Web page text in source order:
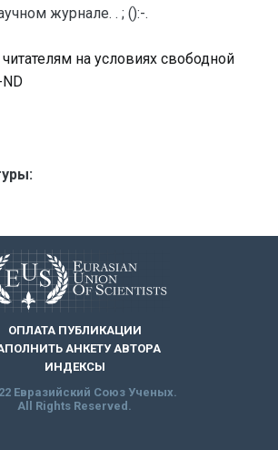
журнале. . ; ():-.
на условиях свободной
ОПЛАТА ПУБЛИКАЦИИ
АНКЕТУ АВТОРА
ИНДЕКСЫ
Евразийский Союз Ученых.
All Rights Reserved.